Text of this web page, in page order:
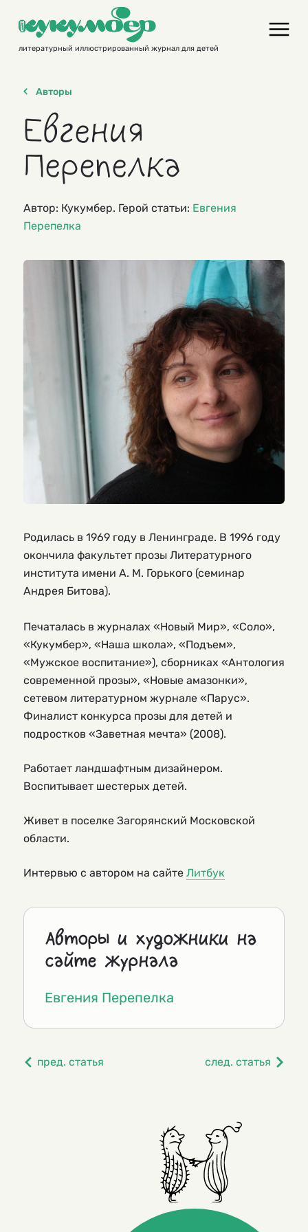
contentлитературный иллюстрированный журнал для детей
Авторы
Евгения
Перепелка
Автор: Кукумбер. Герой статьи: Евгения
Перепелка
Родилась в 1969 году в Ленинграде. В 1996 году
окончила факультет прозы Литературного
института имени А. М. Горького (семинар
Андрея Битова).
Печаталась в журналах «Новый Мир», «Соло»,
«Кукумбер», «Наша школа», «Подъем»,
«Мужское воспитание»), сборниках «Антология
современной прозы», «Новые амазонки»,
сетевом литературном журнале «Парус».
Финалист конкурса прозы для детей и
подростков «Заветная мечта» (2008).
Работает ландшафтным дизайнером.
Воспитывает шестерых детей.
Живет в поселке Загорянский Московской
области.
Интервью с автором на сайте Литбук
Авторы и художники на
сайте журнала
Евгения Перепелка
пред. статья след. статья